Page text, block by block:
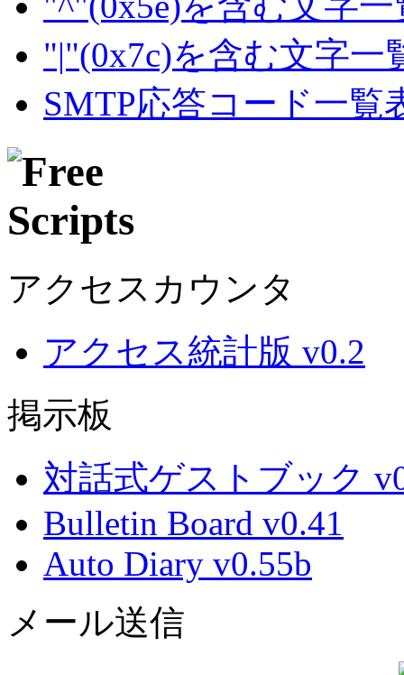
"|"(0x7c)を含む文字一
SMTP応答コード一覧
アクセスカウンタ
アクセス統計版 v0.2
掲示板
対話式ゲストブック
Bulletin Board v0.41
Auto Diary v0.55b
メール送信